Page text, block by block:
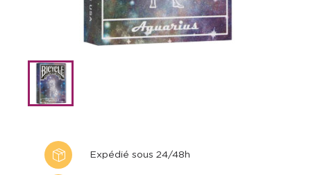
Expédié sous 24/48h